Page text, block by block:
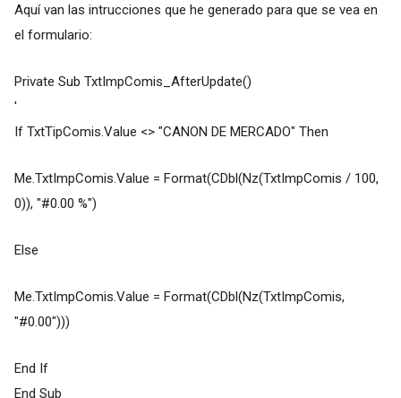
Aquí van las intrucciones que he generado para que se vea en
el formulario:
Private Sub TxtImpComis_AfterUpdate()
'
If TxtTipComis.Value <> "CANON DE MERCADO" Then
Me.TxtImpComis.Value = Format(CDbl(Nz(TxtImpComis / 100,
0)), "#0.00 %")
Else
Me.TxtImpComis.Value = Format(CDbl(Nz(TxtImpComis,
"#0.00")))
End If
End Sub